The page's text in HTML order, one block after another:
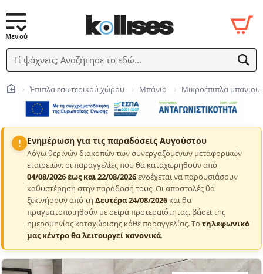
Τί ψάχνεις; Αναζήτησε το εδώ...
Έπιπλα εσωτερικού χώρου Μπάνιο Μικροέπιπλα μπάνιου
! Ενημέρωση για τις παραδόσεις Αυγούστου
Λόγω θερινών διακοπών των συνεργαζόμενων μεταφορικών
εταιρειών, οι παραγγελίες που θα καταχωρηθούν από
04/08/2026 έως και 22/08/2026ενδέχεται να παρουσιάσουν
καθυστέρηση στην παράδοσή τους. Οι αποστολές θα
ξεκινήσουν από τη Δευτέρα 24/08/2026 και θα
πραγματοποιηθούν με σειρά προτεραιότητας, βάσει της
ημερομηνίας καταχώρισης κάθε παραγγελίας. Το τηλεφωνικό
μας κέντρο θα λειτουργεί κανονικά.